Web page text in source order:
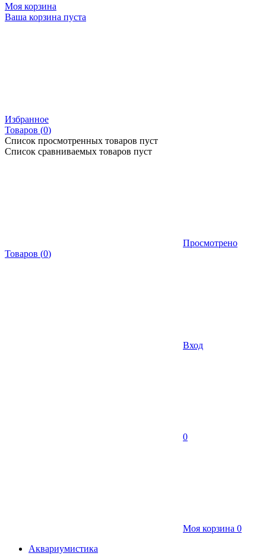
Моя корзина
Ваша корзина пуста
Избранное
Товаров (0)
Список просмотренных товаров пуст
Список сравниваемых товаров пуст
Просмотрено
Товаров (0)
Вход
0
Моя корзина 0
Аквариумистика